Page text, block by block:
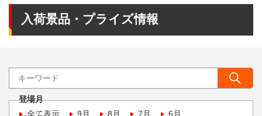
入荷景品・プライズ情報
登場月
全て表示
9月 8月 7月 6月